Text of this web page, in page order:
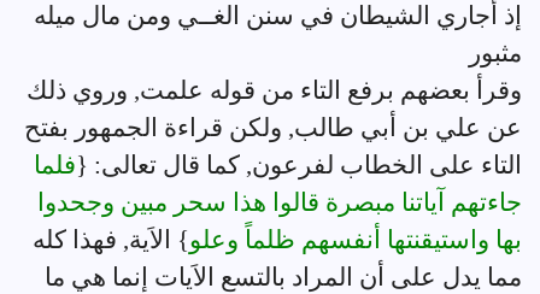
إذ أجاري الشيطان في سنن الغــي ومن مال ميله
مثبور
وقرأ بعضهم برفع التاء من قوله علمت, وروي ذلك
عن علي بن أبي طالب, ولكن قراءة الجمهور بفتح
التاء على الخطاب لفرعون, كما قال تعالى: {فلما
جاءتهم آياتنا مبصرة قالوا هذا سحر مبين وجحدوا
بها واستيقنتها أنفسهم ظلماً وعلو} الاَية, فهذا كله
مما يدل على أن المراد بالتسع الاَيات إنما هي ما